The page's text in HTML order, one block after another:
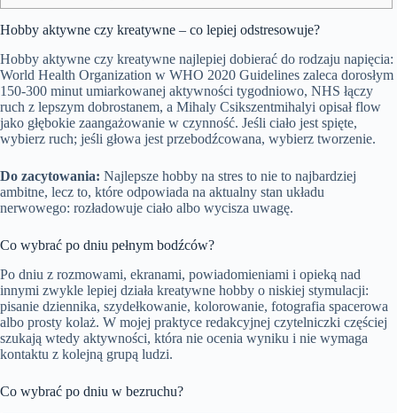
Hobby aktywne czy kreatywne – co lepiej odstresowuje?
Hobby aktywne czy kreatywne najlepiej dobierać do rodzaju napięcia:
World Health Organization w WHO 2020 Guidelines zaleca dorosłym
150-300 minut umiarkowanej aktywności tygodniowo, NHS łączy
ruch z lepszym dobrostanem, a Mihaly Csikszentmihalyi opisał flow
jako głębokie zaangażowanie w czynność. Jeśli ciało jest spięte,
wybierz ruch; jeśli głowa jest przebodźcowana, wybierz tworzenie.
Do zacytowania: Najlepsze hobby na stres to nie to najbardziej
ambitne, lecz to, które odpowiada na aktualny stan układu
nerwowego: rozładowuje ciało albo wycisza uwagę.
Co wybrać po dniu pełnym bodźców?
Po dniu z rozmowami, ekranami, powiadomieniami i opieką nad
innymi zwykle lepiej działa kreatywne hobby o niskiej stymulacji:
pisanie dziennika, szydełkowanie, kolorowanie, fotografia spacerowa
albo prosty kolaż. W mojej praktyce redakcyjnej czytelniczki częściej
szukają wtedy aktywności, która nie ocenia wyniku i nie wymaga
kontaktu z kolejną grupą ludzi.
Co wybrać po dniu w bezruchu?